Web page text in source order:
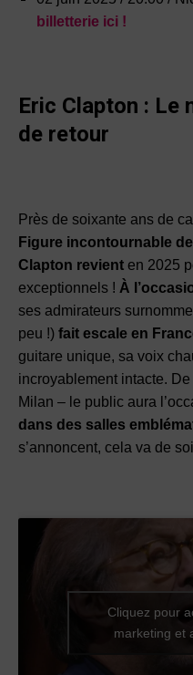
billetterie ici !
Eric Clapton : Le
de retour
Près de soixante ans de
Figure incontournable
Clapton revient en 2025
exceptionnels ! À
ses admirateurs
peu !) fait escale en
guitare unique, sa voix
incroyablement intacte.
Milan – le public aura
dans des salles
s’annoncent, cela va de
Cliquez pour
marketing et